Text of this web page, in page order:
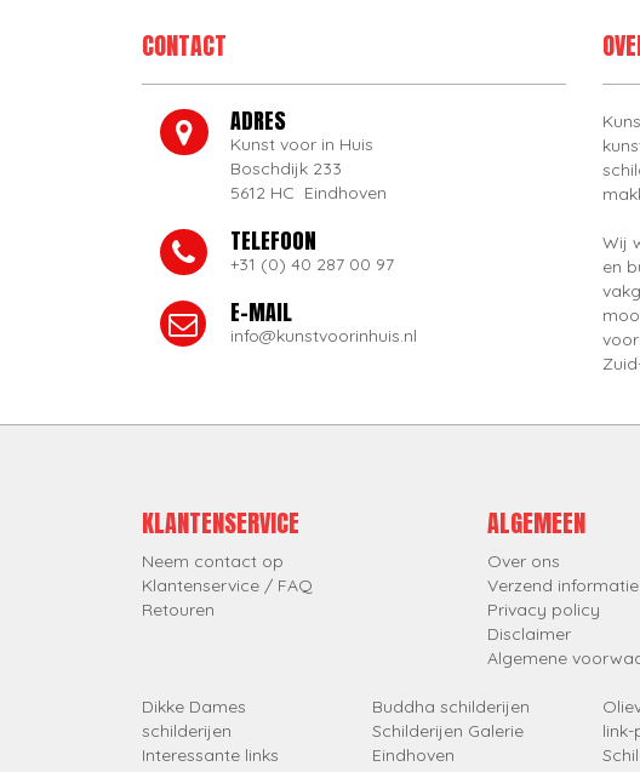
CONTACT
ADRES
Kunst voor in Huis
Boschdijk 233
5612 HC Eindhoven
TELEFOON
+31 (0) 40 287 00 97
E-MAIL
info@kunstvoorinhuis.nl
Wij
en
KLANTENSERVICE
Neem contact op
Klantenservice / FAQ
Retouren
ALGEMEEN
Over ons
Verzend informatie
Privacy policy
Disclaimer
Algemene
Dikke Dames
schilderijen
Interessante links
Buddha schilderijen
Schilderijen Galerie
Eindhoven
link-